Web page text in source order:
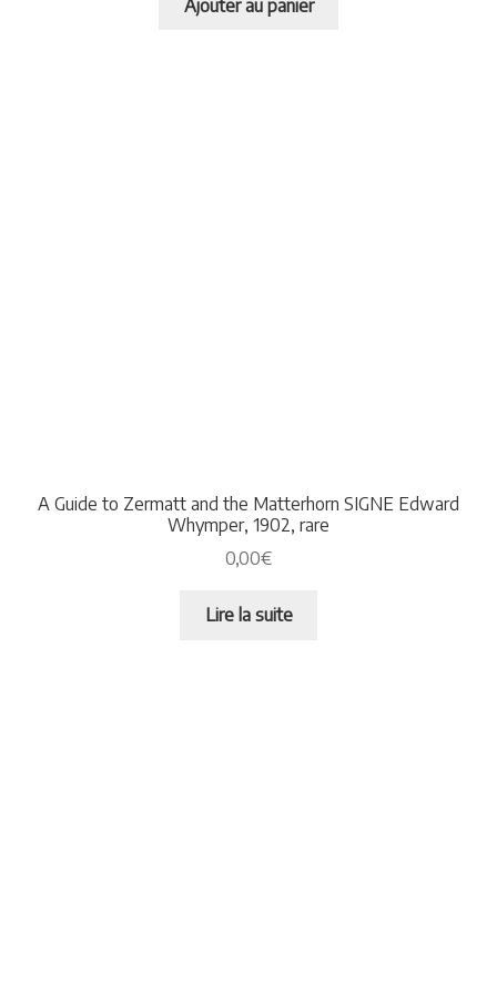
Ajouter au panier
A Guide to Zermatt and the Matterhorn SIGNE Edward
Whymper, 1902, rare
0,00€
Lire la suite